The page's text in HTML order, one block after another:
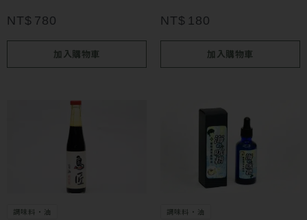
NT$ 780
加入購物車
NT$ 180
加入購物車
調味料・油 調味料・油